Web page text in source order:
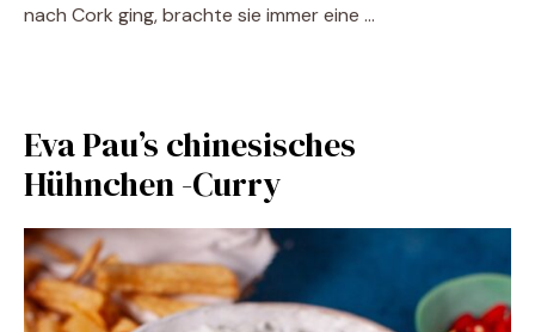
nach Cork ging, brachte sie immer eine …
Eva Pau’s chinesisches
Hühnchen -Curry